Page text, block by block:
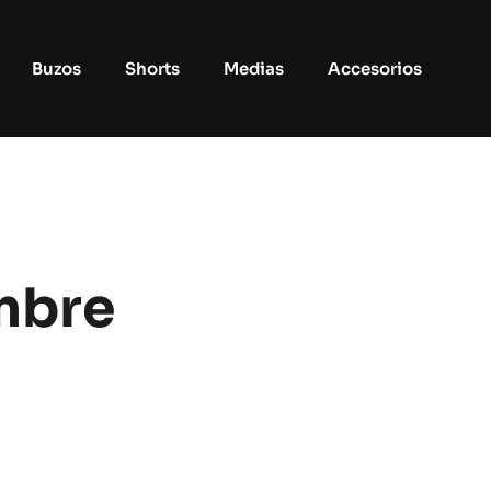
Buzos Shorts Medias Accesorios